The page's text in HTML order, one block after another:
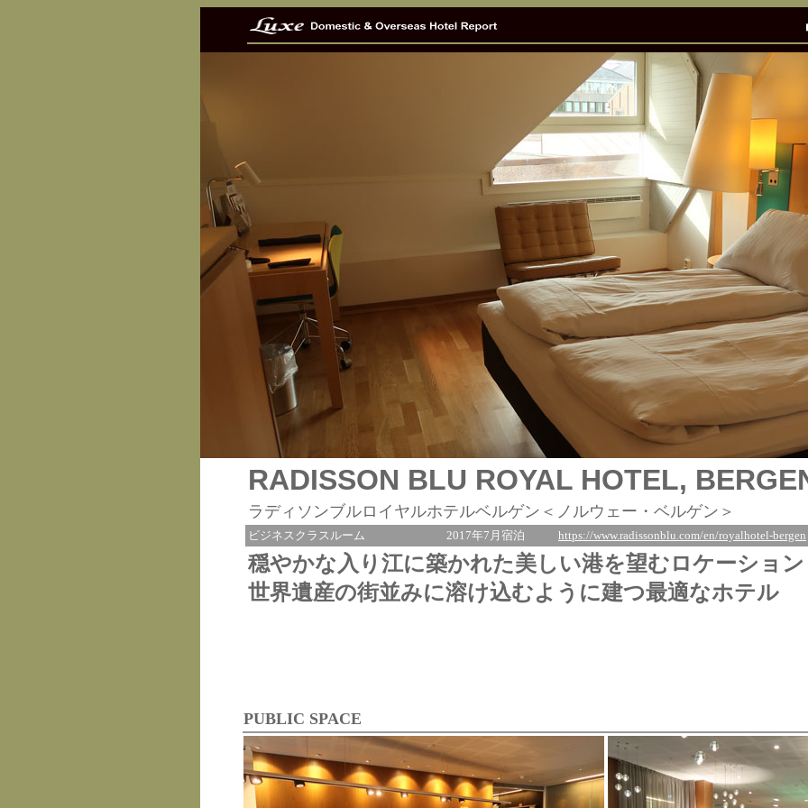
RADISSON BLU ROYAL HOTEL,
ラディソンブルロイヤルホテルベルゲン＜ノルウェー・ベルゲン＞
ビジネスクラスルーム 2017年7月宿泊 https://www.radissonblu.com/en/royalhotel-bergen
穏やかな入り江に築かれた美しい港を望むロケーション
世界遺産の街並みに溶け込むように建つ最適なホテル
PUBLIC SPACE